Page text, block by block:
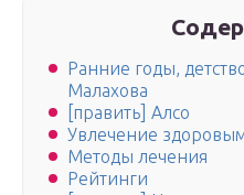
Ранние годы,
Малахова
[править] Алсо
Увлечение
Методы лечения
Рейтинги